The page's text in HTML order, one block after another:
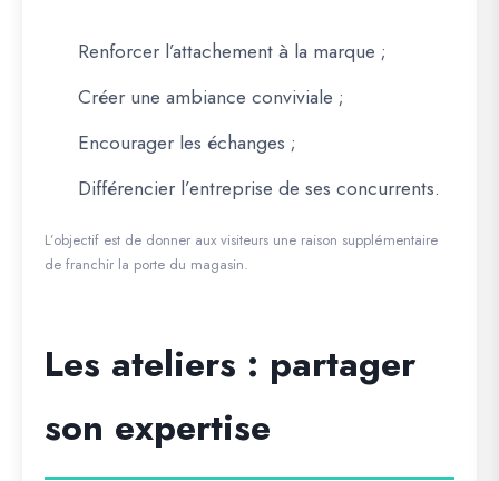
Renforcer l’attachement à la marque ;
Créer une ambiance conviviale ;
Encourager les échanges ;
Différencier l’entreprise de ses concurrents.
L’objectif est de donner aux visiteurs une raison supplémentaire
de franchir la porte du magasin.
Les ateliers : partager
son expertise